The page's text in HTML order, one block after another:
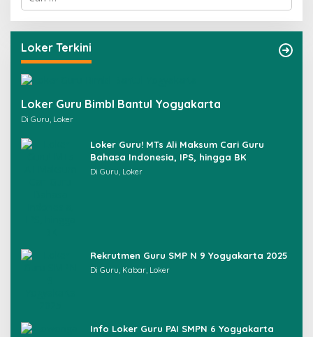
i
u
n
t
u
:
Loker Terkini
Loker Guru Bimbl Bantul Yogyakarta
Di Guru, Loker
Loker Guru! MTs Ali Maksum Cari Guru
Bahasa Indonesia, IPS, hingga BK
Di Guru, Loker
Rekrutmen Guru SMP N 9 Yogyakarta 2025
Di Guru, Kabar, Loker
Info Loker Guru PAI SMPN 6 Yogyakarta